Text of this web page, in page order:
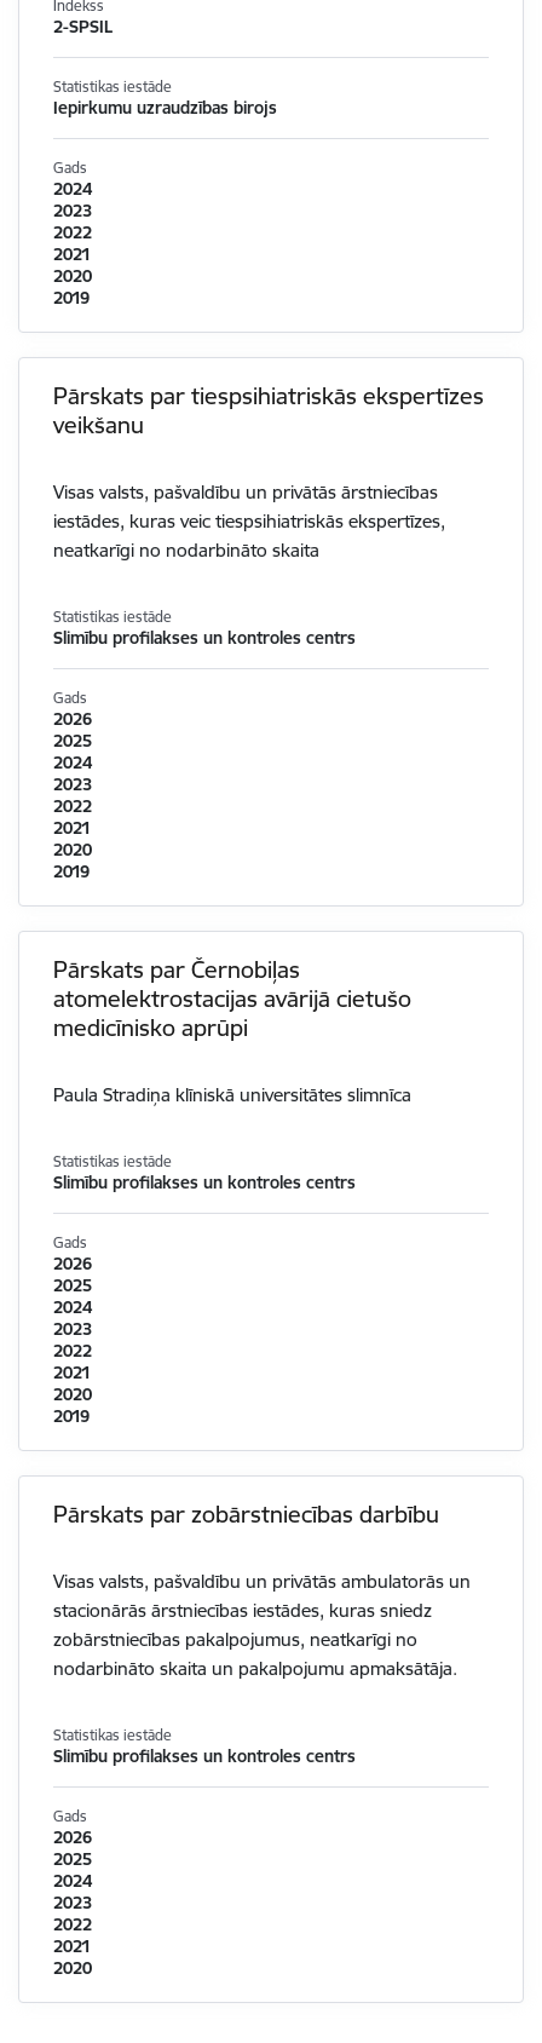
Indekss
2-SPSIL
Statistikas iestāde
Iepirkumu uzraudzības birojs
Gads
2024
2023
2022
2021
2020
2019
Pārskats par tiespsihiatriskās ekspertīzes
veikšanu
Visas valsts, pašvaldību un privātās ārstniecības
iestādes, kuras veic tiespsihiatriskās ekspertīzes,
neatkarīgi no nodarbināto skaita
Statistikas iestāde
Slimību profilakses un kontroles centrs
Gads
2026
2025
2024
2023
2022
2021
2020
2019
Pārskats par Černobiļas
atomelektrostacijas avārijā cietušo
medicīnisko aprūpi
Paula Stradiņa klīniskā universitātes slimnīca
Statistikas iestāde
Slimību profilakses un kontroles centrs
Gads
2026
2025
2024
2023
2022
2021
2020
2019
Pārskats par zobārstniecības darbību
Visas valsts, pašvaldību un privātās ambulatorās un
stacionārās ārstniecības iestādes, kuras sniedz
zobārstniecības pakalpojumus, neatkarīgi no
nodarbināto skaita un pakalpojumu apmaksātāja.
Statistikas iestāde
Slimību profilakses un kontroles centrs
Gads
2026
2025
2024
2023
2022
2021
2020